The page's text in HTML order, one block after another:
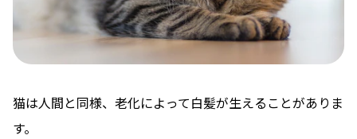
猫は人間と同様、老化によって白髪が生えることがありま
す。